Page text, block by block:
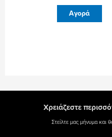
Αγορά
Χρειάζεστε
Στείλτε μας μήνυμα και